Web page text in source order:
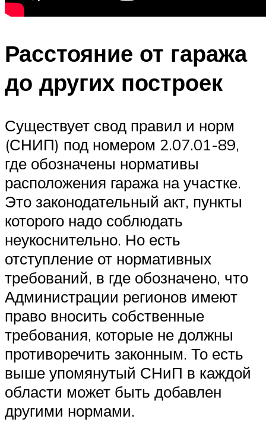
Расстояние от гаража
до других построек
Существует свод правил и норм
(СНИП) под номером 2.07.01-89,
где обозначены нормативы
расположения гаража на участке.
Это законодательный акт, пункты
которого надо соблюдать
неукоснительно. Но есть
отступление от нормативных
требований, в где обозначено, что
Администрации регионов имеют
право вносить собственные
требования, которые не должны
противоречить законным. То есть
выше упомянутый СНиП в каждой
области может быть добавлен
другими нормами.